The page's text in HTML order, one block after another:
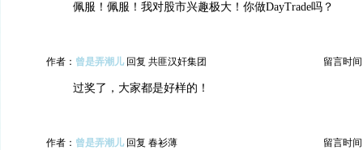
佩服！佩服！我对股市兴趣极大！你做DayTrade吗？
作者： 曾是弄潮儿 回复 共匪汉奸集团 留言时间
过奖了，大家都是好样的！
作者： 曾是弄潮儿 回复 春衫薄 留言时间